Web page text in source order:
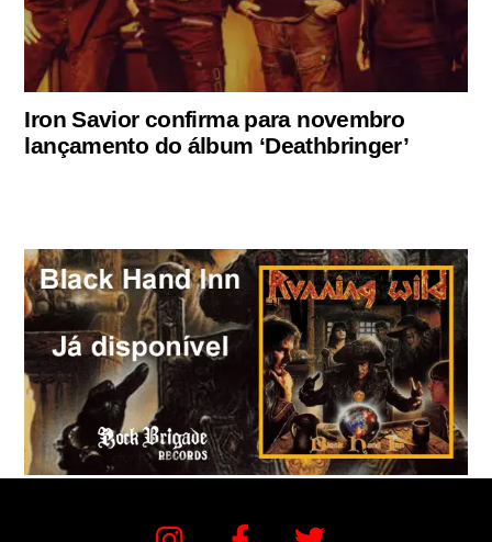
Iron Savior confirma para novembro
lançamento do álbum ‘Deathbringer’
Instagram Facebook